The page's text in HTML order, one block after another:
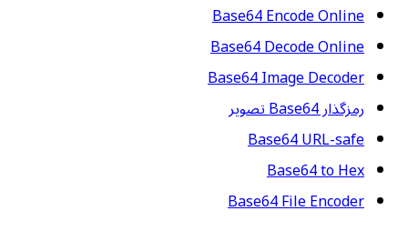
Base64 Encode Online
Base64 Decode Online
Base64 Image Decoder
رمزگذار Base64 تصویر
Base64 URL-safe
Base64 to Hex
Base64 File Encoder